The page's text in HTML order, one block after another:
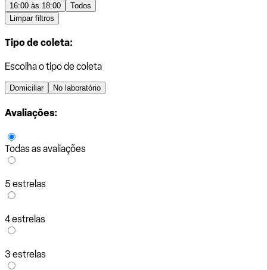
16:00 às 18:00
Todos
Limpar filtros
Tipo de coleta:
Escolha o tipo de coleta
Domiciliar No laboratório
Avaliações:
Todas as avaliações
5 estrelas
4 estrelas
3 estrelas